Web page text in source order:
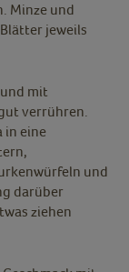
Minze und
jeweils
mit
verrühren.
in eine
und
darüber
ziehen